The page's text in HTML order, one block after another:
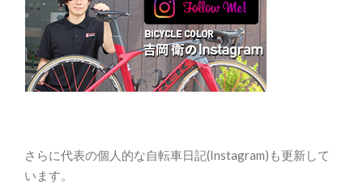
さらに代表の個人的な自転車日記(Instagram)も更新して
います。